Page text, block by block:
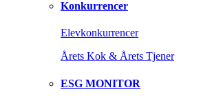
Konkurrencer
Elevkonkurrencer
Årets Kok & Årets Tjener
ESG MONITOR